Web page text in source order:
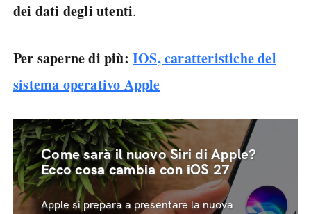
dei dati degli utenti.
Per saperne di più: IOS, caratteristiche del
sistema operativo Apple
Come sarà il nuovo Siri di Apple?
Ecco cosa cambia con iOS 27
Apple si prepara a presentare la nuova